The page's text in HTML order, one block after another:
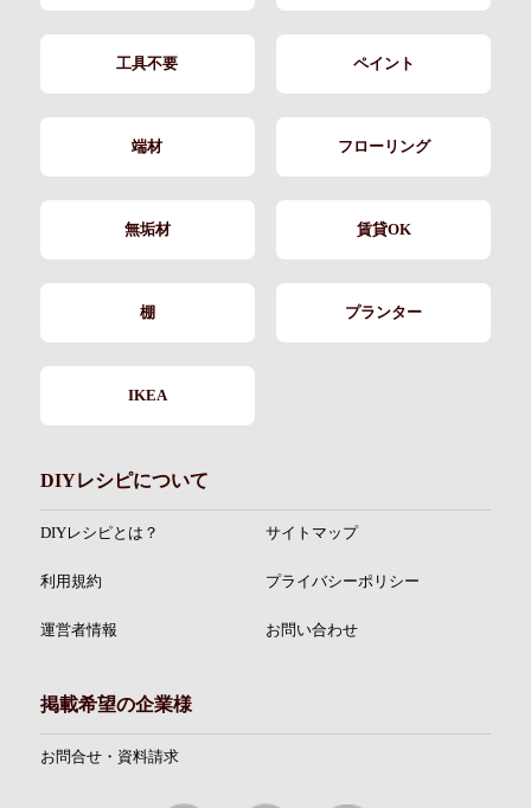
工具不要 ペイント
端材 フローリング
無垢材 賃貸OK
棚 プランター
IKEA
DIYレシピについて
DIYレシピとは？ サイトマップ
利用規約 プライバシーポリシー
運営者情報 お問い合わせ
掲載希望の企業様
お問合せ・資料請求